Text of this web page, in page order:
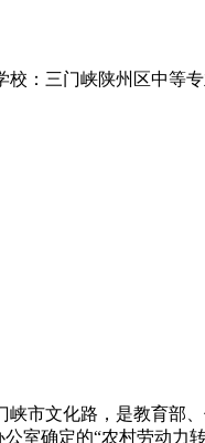
：三门峡陕州区中等
市文化路，是教育
室确定的“农村劳动力转